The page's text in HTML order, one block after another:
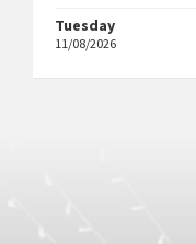
Tuesday
11/08/2026